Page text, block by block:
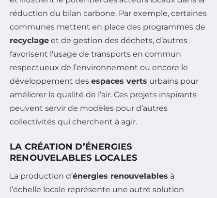
réduction du bilan carbone. Par exemple, certaines
communes mettent en place des programmes de
recyclage et de gestion des déchets, d’autres
favorisent l’usage de transports en commun
respectueux de l’environnement ou encore le
développement des espaces verts urbains pour
améliorer la qualité de l’air. Ces projets inspirants
peuvent servir de modèles pour d’autres
collectivités qui cherchent à agir.
LA CRÉATION D’ÉNERGIES
RENOUVELABLES LOCALES
La production d’énergies renouvelables à
l’échelle locale représente une autre solution